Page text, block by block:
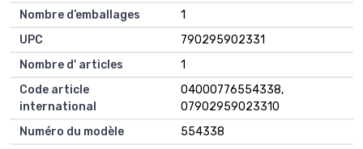
Nombre d’emballages
1
UPC
790295902331
Nombre d' articles
1
Code article
international
04000776554338,
07902959023310
Numéro du modèle
554338